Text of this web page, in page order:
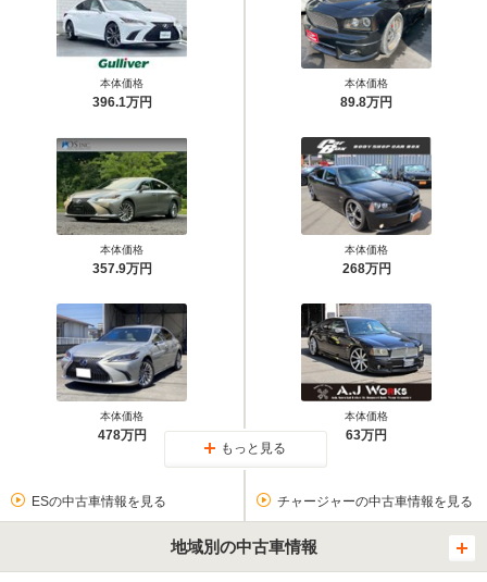
本体価格
396.1万円
本体価格
357.9万円
本体価格
478万円
本体価格
89.8万円
本体価格
268万円
本体価格
63万円
もっと見る
ESの中古車情報を見る チャージャーの中古車情報を見る
地域別の中古車情報